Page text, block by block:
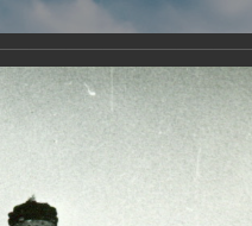
Сайт создан